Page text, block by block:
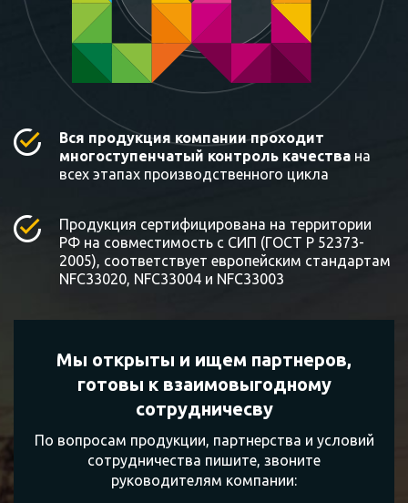
Вся продукция компании проходит
многоступенчатый контроль качества на
всех этапах производственного цикла
Продукция сертифицирована на территории
РФ на совместимость с СИП (ГОСТ Р 52373-
2005), соответствует европейским стандартам
NFC33020, NFC33004 и NFC33003
Мы открыты и ищем партнеров,
готовы квзаимовыгодному
сотрудничесву
По вопросам продукции, партнерства и условий
сотрудничества пишите, звоните
руководителям компании: